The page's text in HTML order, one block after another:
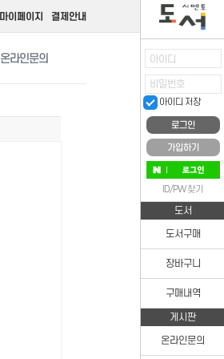
마이페이지 결제안내
온라인문의 아이디
비밀번호
아이디 저장
가입하기
ID/PW 찾기
도서
도서구매
장바구니
구매내역
게시판
온라인문의